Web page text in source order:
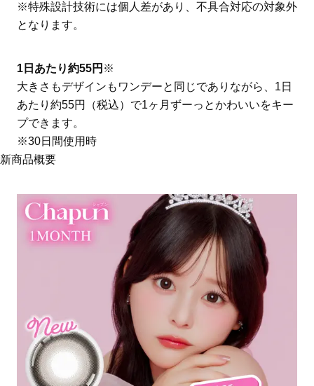
※特殊設計技術には個人差があり、不具合対応の対象外
となります。
1日あたり約55円 ※
大きさもデザインもワンデーと同じでありながら、1日
あたり約55円（税込）で1ヶ月ずーっとかわいいをキー
プできます。
※30日間使用時
新商品概要